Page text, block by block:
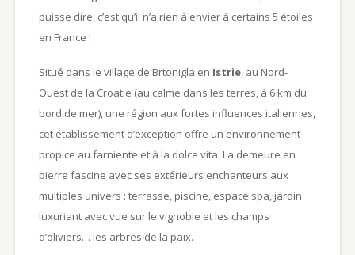
puisse dire, c’est qu’il n’a rien à envier à certains 5 étoiles
en France !
Situé dans le village de Brtonigla en Istrie, au Nord-
Ouest de la Croatie (au calme dans les terres, à 6 km du
bord de mer), une région aux fortes influences italiennes,
cet établissement d’exception offre un environnement
propice au farniente et à la dolce vita. La demeure en
pierre fascine avec ses extérieurs enchanteurs aux
multiples univers : terrasse, piscine, espace spa, jardin
luxuriant avec vue sur le vignoble et les champs
d’oliviers… les arbres de la paix.